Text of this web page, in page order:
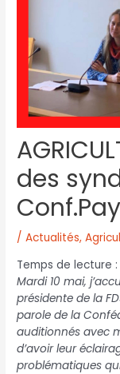
des
/Actualités,
Temps de lecture :
Mardi 10 mai,
présidente de la
parole de la
auditionnés avec
d’avoir leur
problématiques